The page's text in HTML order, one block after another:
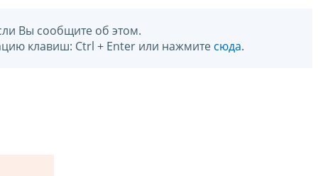
Вы сообщите об этом.
клавиш: Ctrl + Enter или нажмите сюда.